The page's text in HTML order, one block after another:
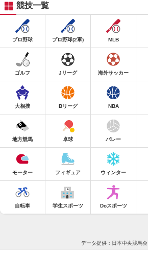
競技一覧
プロ野球 プロ野球(2軍) MLB
ゴルフ Jリーグ 海外サッカー
大相撲 Bリーグ NBA
地方競馬 卓球 バレー
モーター フィギュア ウィンター
自転車 学生スポーツ Doスポーツ
データ提供：日本中央競馬会